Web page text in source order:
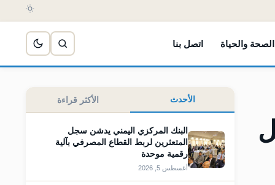
الصحة والحياة اتصل بنا
الأحدث الأكثر قراءة
البنك المركزي اليمني يدشن سجل
المتعثرين لربط القطاع المصرفي بآلية
رقمية موحدة
أغسطس 5, 2026